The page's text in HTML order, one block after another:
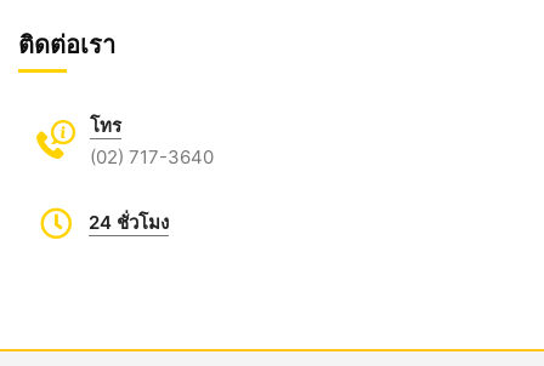
ติดต่อเรา
โทร
(02) 717-3640
24 ชั่วโมง